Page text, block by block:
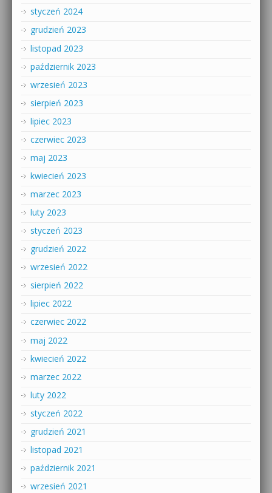
styczeń 2024
grudzień 2023
listopad 2023
październik 2023
wrzesień 2023
sierpień 2023
lipiec 2023
czerwiec 2023
maj 2023
kwiecień 2023
marzec 2023
luty 2023
styczeń 2023
grudzień 2022
wrzesień 2022
sierpień 2022
lipiec 2022
czerwiec 2022
maj 2022
kwiecień 2022
marzec 2022
luty 2022
styczeń 2022
grudzień 2021
listopad 2021
październik 2021
wrzesień 2021